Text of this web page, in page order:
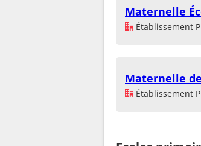
Maternelle
Établissement
Maternelle
Établissement